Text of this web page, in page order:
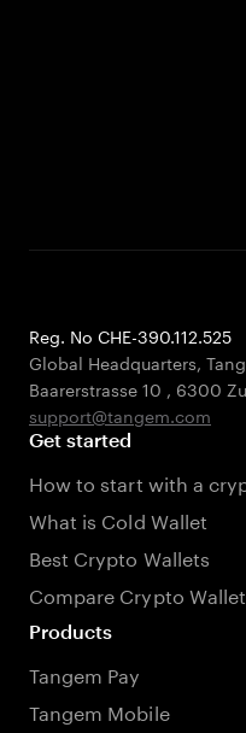
Reg. No CHE-390.112.525
Global Headquarters,
Baarerstrasse 10 , 6300
support@tangem.com
Get started
How to start with a
What is Cold Wallet
Best Crypto Wallets
Compare Crypto
Products
Tangem Pay
Tangem Mobile